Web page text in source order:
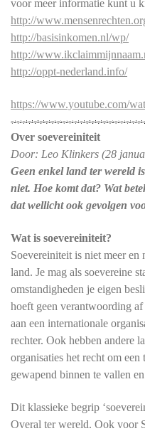
voor meer informatie kunt u
http://
http://basisinkomen.nl/wp/
http://
http://oppt-nederland.info/
https://www.youtube.com/
Over soevereiniteit
Door: Leo Klinkers (28
Geen enkel land ter wereld
niet. Hoe komt dat? Wat
dat wellicht ook gevolgen
Wat is soevereiniteit?
Soevereiniteit is niet meer
land. Je mag als soevereine
omstandigheden je eigen
hoeft geen verantwoording af
aan een internationale
rechter. Ook hebben andere
organisaties het recht om
gewapend binnen te vallen
Dit klassieke begrip
Overal ter wereld. Ook voor